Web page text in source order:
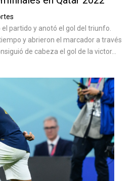
partido y anotó el gol del triunfo.
y abrieron el marcador a través
de cabeza el gol de la victor...